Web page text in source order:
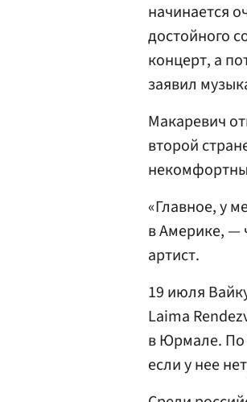
начинается
достойного
концерт, а
заявил
Макаревич
второй
«Главное, у
в Америке, —
артист.
19 июля
Laima
в Юрмале. По
если у нее